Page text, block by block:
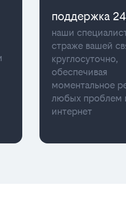
поддержка
наши
страже вашей
круглосуточно,
обеспечивая
моментальное
любых проблем
интернет